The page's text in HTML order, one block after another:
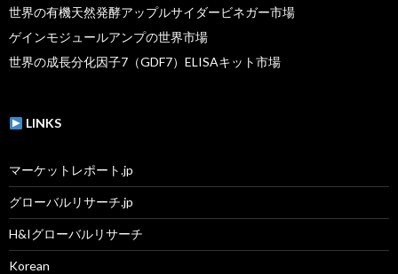
世界の有機天然発酵アップルサイダービネガー市場
ゲインモジュールアンプの世界市場
世界の成長分化因子7（GDF7）ELISAキット市場
LINKS
マーケットレポート.jp
グローバルリサーチ.jp
H&Iグローバルリサーチ
Korean